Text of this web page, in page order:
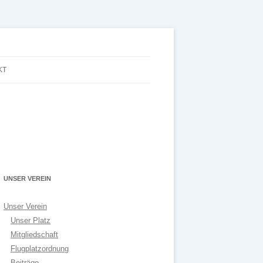
UNSER VEREIN
Unser Verein
Unser Platz
Mitgliedschaft
Flugplatzordnung